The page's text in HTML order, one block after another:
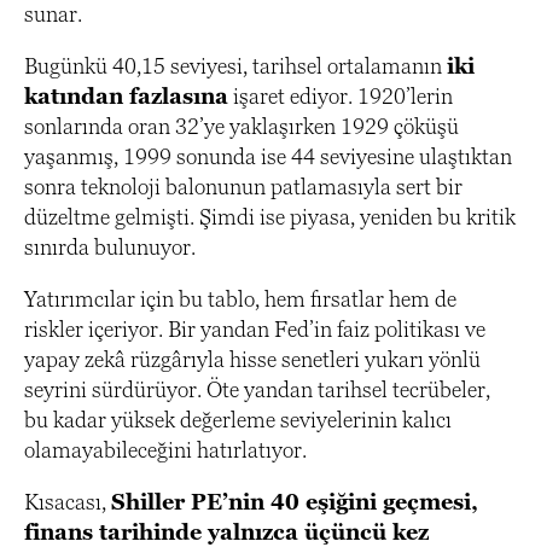
sunar.
Bugünkü 40,15 seviyesi, tarihsel ortalamanın iki
katından fazlasına işaret ediyor. 1920’lerin
sonlarında oran 32’ye yaklaşırken 1929 çöküşü
yaşanmış, 1999 sonunda ise 44 seviyesine ulaştıktan
sonra teknoloji balonunun patlamasıyla sert bir
düzeltme gelmişti. Şimdi ise piyasa, yeniden bu kritik
sınırda bulunuyor.
Yatırımcılar için bu tablo, hem fırsatlar hem de
riskler içeriyor. Bir yandan Fed’in faiz politikası ve
yapay zekâ rüzgârıyla hisse senetleri yukarı yönlü
seyrini sürdürüyor. Öte yandan tarihsel tecrübeler,
bu kadar yüksek değerleme seviyelerinin kalıcı
olamayabileceğini hatırlatıyor.
Kısacası, Shiller PE’nin 40 eşiğini geçmesi,
finans tarihinde yalnızca üçüncü kez